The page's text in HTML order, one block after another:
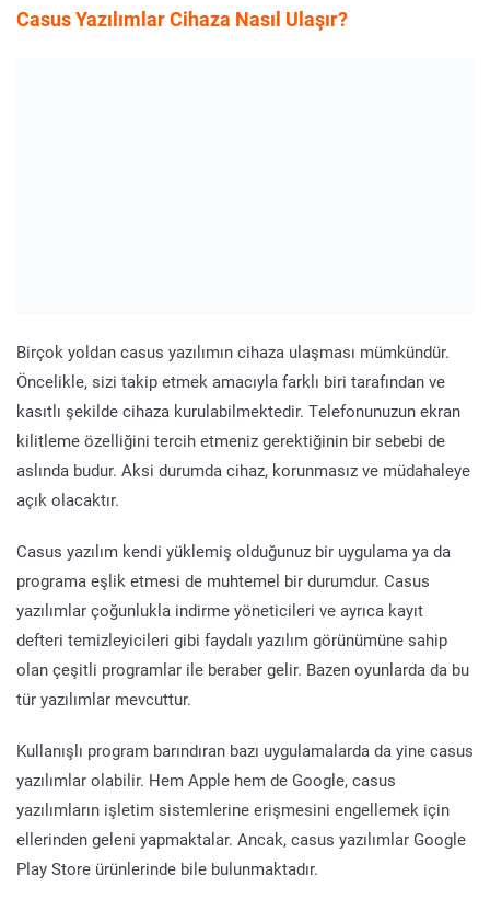
Casus Yazılımlar Cihaza Nasıl Ulaşır?
Birçok yoldan casus yazılımın cihaza ulaşması mümkündür.
Öncelikle, sizi takip etmek amacıyla farklı biri tarafından ve
kasıtlı şekilde cihaza kurulabilmektedir. Telefonunuzun ekran
kilitleme özelliğini tercih etmeniz gerektiğinin bir sebebi de
aslında budur. Aksi durumda cihaz, korunmasız ve müdahaleye
açık olacaktır.
Casus yazılım kendi yüklemiş olduğunuz bir uygulama ya da
programa eşlik etmesi de muhtemel bir durumdur. Casus
yazılımlar çoğunlukla indirme yöneticileri ve ayrıca kayıt
defteri temizleyicileri gibi faydalı yazılım görünümüne sahip
olan çeşitli programlar ile beraber gelir. Bazen oyunlarda da bu
tür yazılımlar mevcuttur.
Kullanışlı program barındıran bazı uygulamalarda da yine casus
yazılımlar olabilir. Hem Apple hem de Google, casus
yazılımların işletim sistemlerine erişmesini engellemek için
ellerinden geleni yapmaktalar. Ancak, casus yazılımlar Google
Play Store ürünlerinde bile bulunmaktadır.